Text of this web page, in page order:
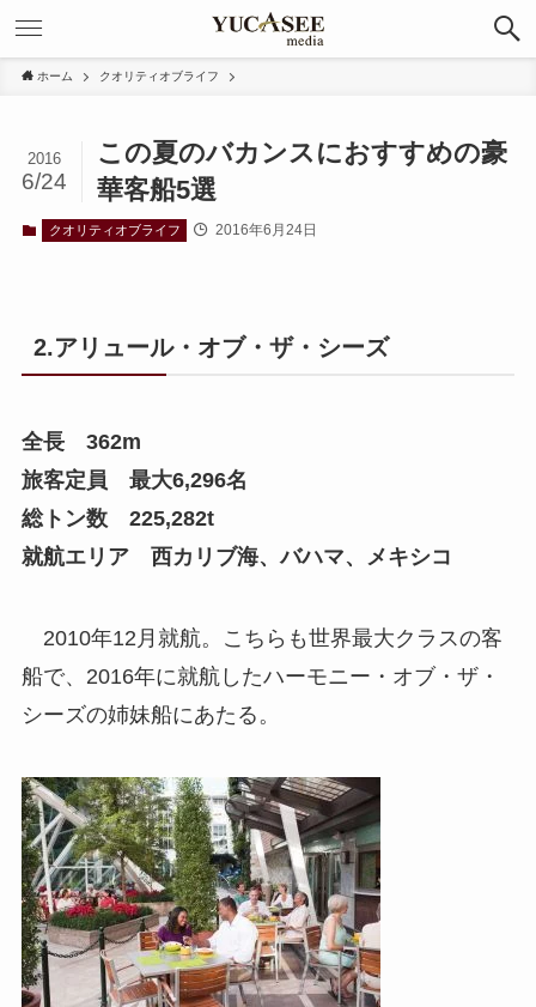
ホーム クオリティオブライフ
この夏のバカンスにおすすめの豪
華客船5選
2016
6/24
クオリティオブライフ 2016年6月24日
2.アリュール・オブ・ザ・シーズ
全長 362m
旅客定員 最大6,296名
総トン数 225,282t
就航エリア 西カリブ海、バハマ、メキシコ
2010年12月就航。こちらも世界最大クラスの客
船で、2016年に就航したハーモニー・オブ・ザ・
シーズの姉妹船にあたる。